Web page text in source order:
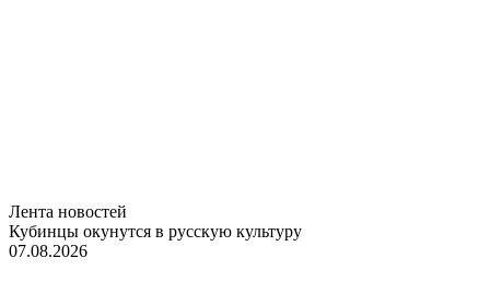
Лента новостей
Кубинцы окунутся в русскую культуру
07.08.2026